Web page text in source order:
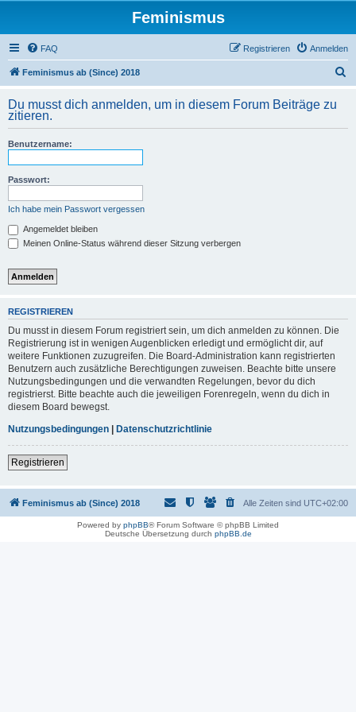
Feminismus
FAQ Anmelden
Registrieren
Feminismus ab (Since) 2018
h
Du musst dich anmelden, um in diesem Forum Beiträge zu
zitieren.
Benutzername:
Passwort:
Ich habe mein Passwort vergessen
Angemeldet bleiben
Meinen Online-Status während dieser Sitzung verbergen
REGISTRIEREN
Du musst in diesem Forum registriert sein, um dich anmelden zu können. Die
Registrierung ist in wenigen Augenblicken erledigt und ermöglicht dir, auf
weitere Funktionen zuzugreifen. Die Board-Administration kann registrierten
Benutzern auch zusätzliche Berechtigungen zuweisen. Beachte bitte unsere
Nutzungsbedingungen und die verwandten Regelungen, bevor du dich
registrierst. Bitte beachte auch die jeweiligen Forenregeln, wenn du dich in
diesem Board bewegst.
Nutzungsbedingungen | Datenschutzrichtlinie
Registrieren
Feminismus ab (Since) 2018 Alle Zeiten sind UTC+02:00
Powered by phpBB® Forum Software © phpBB Limited
Deutsche Übersetzung durch phpBB.de